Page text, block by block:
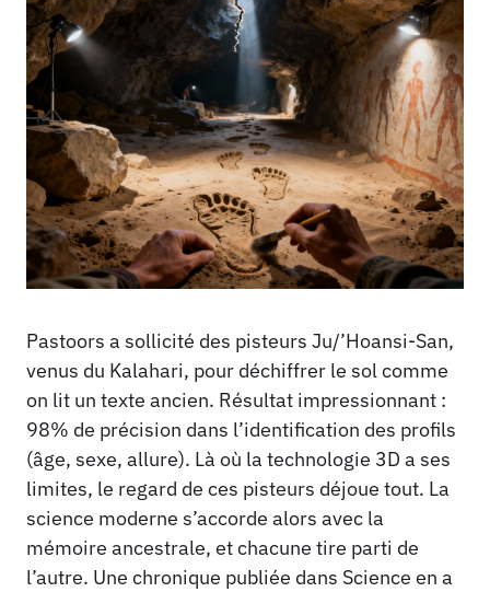
Pastoors a sollicité des pisteurs Ju/’Hoansi-San,
venus du Kalahari, pour déchiffrer le sol comme
on lit un texte ancien. Résultat impressionnant :
98% de précision dans l’identification des profils
(âge, sexe, allure). Là où la technologie 3D a ses
limites, le regard de ces pisteurs déjoue tout. La
science moderne s’accorde alors avec la
mémoire ancestrale, et chacune tire parti de
l’autre. Une chronique publiée dans Science en a